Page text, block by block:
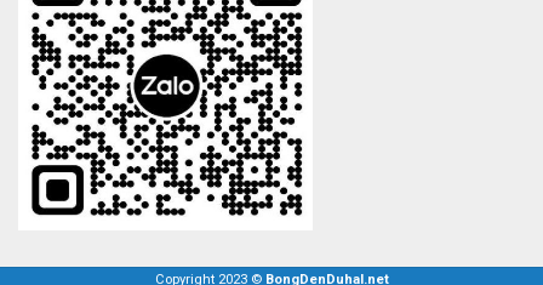
Copyright 2023 © BongDenDuhal.net